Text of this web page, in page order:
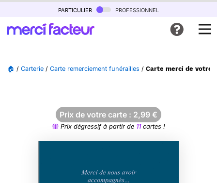
particulier professionnel
🏠 / Carterie / Carte remerciement funérailles / Carte merci de votre
Prix de votre carte : 2,99 €
Prix dégressif à partir de 11cartes !